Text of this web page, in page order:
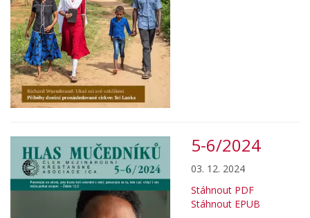
5-6/2024
03. 12. 2024
Stáhnout PDF
Stáhnout EPUB